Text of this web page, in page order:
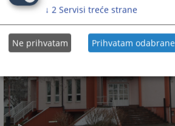
↓ 2 Servisi treće strane
Ne prihvatam Prihvatam odabrane